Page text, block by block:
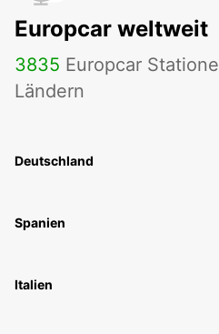
Europcar weltweit
3835 Europcar
Ländern
Deutschland
Spanien
Italien